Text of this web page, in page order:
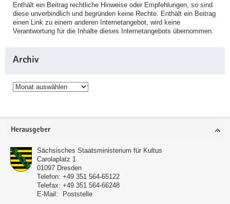
Enthält ein Beitrag rechtliche Hinweise oder Empfehlungen, so sind
diese unverbindlich und begründen keine Rechte. Enthält ein Beitrag
einen Link zu einem anderen Internetangebot, wird keine
Verantwortung für die Inhalte dieses Internetangebots übernommen.
Archiv
Archiv
Service
Herausgeber
Sächsisches Staatsministerium für Kultus
Carolaplatz 1
01097 Dresden
Telefon: +49 351 564-65122
Telefax: +49 351 564-66248
E-Mail:
Poststelle